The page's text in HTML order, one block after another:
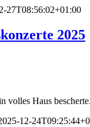
27T08:56:02+01:00
2025
volles Haus
12-